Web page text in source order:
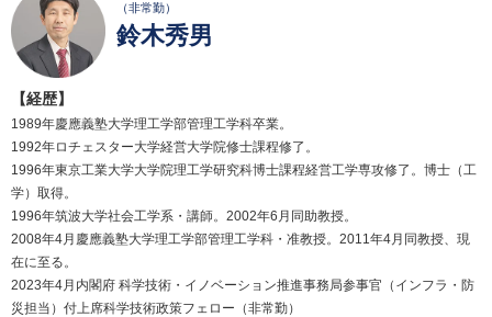
（非常勤）
鈴木秀男
【経歴】
1989年慶應義塾大学理工学部管理工学科卒業。
1992年ロチェスター大学経営大学院修士課程修了。
1996年東京工業大学大学院理工学研究科博士課程経営工学専攻修了。博士（工
学）取得。
1996年筑波大学社会工学系・講師。2002年6月同助教授。
2008年4月慶應義塾大学理工学部管理工学科・准教授。2011年4月同教授、現
在に至る。
2023年4月内閣府 科学技術・イノベーション推進事務局参事官（インフラ・防
災担当）付上席科学技術政策フェロー（非常勤）